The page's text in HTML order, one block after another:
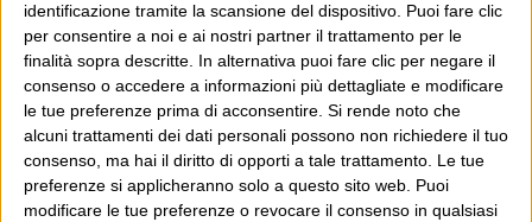
identificazione tramite la scansione del dispositivo. Puoi fare clic
per consentire a noi e ai nostri partner il trattamento per le
finalità sopra descritte. In alternativa puoi fare clic per negare il
consenso o accedere a informazioni più dettagliate e modificare
le tue preferenze prima di acconsentire. Si rende noto che
alcuni trattamenti dei dati personali possono non richiedere il tuo
consenso, ma hai il diritto di opporti a tale trattamento. Le tue
preferenze si applicheranno solo a questo sito web. Puoi
modificare le tue preferenze o revocare il consenso in qualsiasi
POST PRECEDENTE
“Siamo quelli che aspettavamo”
POST SUCCESSIVO
Bravi
E per i regali di Natale